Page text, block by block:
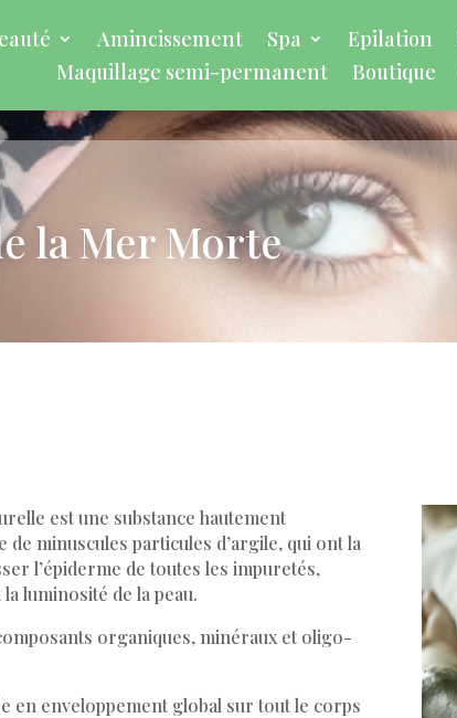
Amincissement Spa Epilation
Maquillage semi-permanent
Boutique
la Mer Morte
est une substance hautement
de minuscules particules d’argile, qui ont la
l’épiderme de toutes les impuretés,
luminosité de la peau.
organiques, minéraux et oligo-
en enveloppement global sur tout le corps